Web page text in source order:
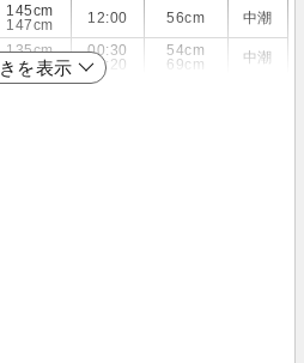
145cm
147cm
12:00 56cm 中潮
135cm
148cm
00:30
12:20
54cm
69cm
中潮
を表示